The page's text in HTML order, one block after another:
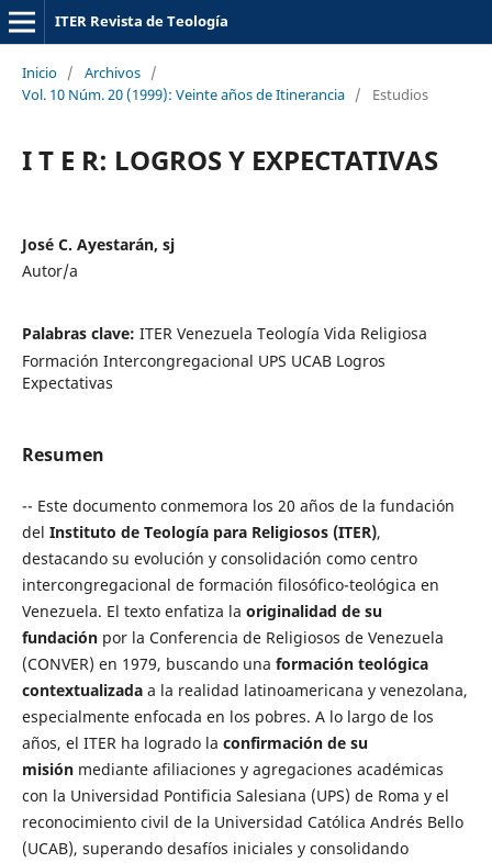
ITER Revista de Teología
Inicio / Archivos /
Vol. 10 Núm. 20 (1999): Veinte años de Itinerancia / Estudios
I T E R: LOGROS Y EXPECTATIVAS
José C. Ayestarán, sj
Autor/a
Palabras clave: ITER Venezuela Teología Vida Religiosa
Formación Intercongregacional UPS UCAB Logros
Expectativas
Resumen
-- Este documento conmemora los 20 años de la fundación
del Instituto de Teología para Religiosos (ITER),
destacando su evolución y consolidación como centro
intercongregacional de formación filosófico-teológica en
Venezuela. El texto enfatiza la originalidad de su
fundaciónpor la Conferencia de Religiosos de Venezuela
(CONVER) en 1979, buscando una formación teológica
contextualizadaa la realidad latinoamericana y venezolana,
especialmente enfocada en los pobres. A lo largo de los
años, el ITER ha logrado la confirmación de su
misiónmediante afiliaciones y agregaciones académicas
con la Universidad Pontificia Salesiana (UPS) de Roma y el
reconocimiento civil de la Universidad Católica Andrés Bello
(UCAB), superando desafíos iniciales y consolidando